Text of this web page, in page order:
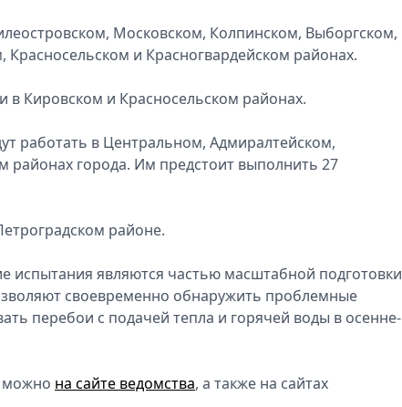
Московском, Колпинском, Выборгском,
и Красногвардейском районах.
в Кировском и Красносельском районах.
работать в Центральном, Адмиралтейском,
города. Им предстоит выполнить 27
районе.
испытания являются частью масштабной подготовки
своевременно обнаружить проблемные
перебои с подачей тепла и горячей воды в осенне-
можно на сайте ведомства, а также на сайтах